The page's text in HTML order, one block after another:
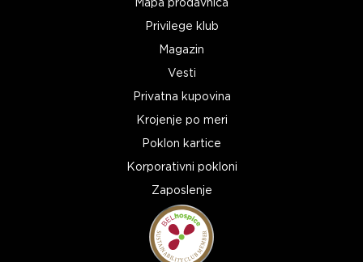
Mapa prodavnica
Privilege klub
Magazin
Vesti
Privatna kupovina
Krojenje po meri
Poklon kartice
Korporativni pokloni
Zaposlenje